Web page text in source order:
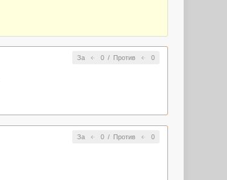
За 0/ Против 0
За 0/ Против 0